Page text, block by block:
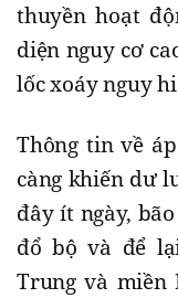
thuyền hoạt
diện nguy cơ
lốc xoáy nguy
Thông tin về
càng khiến dư
đây ít ngày,
đổ bộ và để
Trung và miền